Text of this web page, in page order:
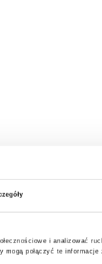
i analizować
połączyć te